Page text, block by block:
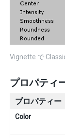
Vignette で
プロパティ
プロパティー
Color